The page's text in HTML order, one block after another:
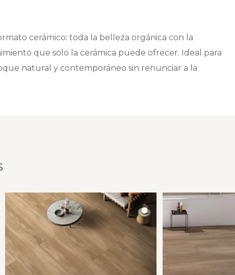
cerámico: toda la belleza orgánica con la
que solo la cerámica puede ofrecer. Ideal para
natural y contemporáneo sin renunciar a la